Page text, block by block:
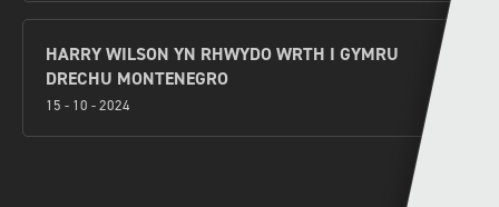
HARRY WILSON YN RHWYDO WRTH I GYMRU
DRECHU MONTENEGRO
15 - 10 - 2024